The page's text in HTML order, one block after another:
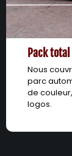
Pack
Nous
parc
de
logos.